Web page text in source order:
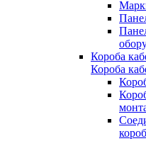
Короба
Короба